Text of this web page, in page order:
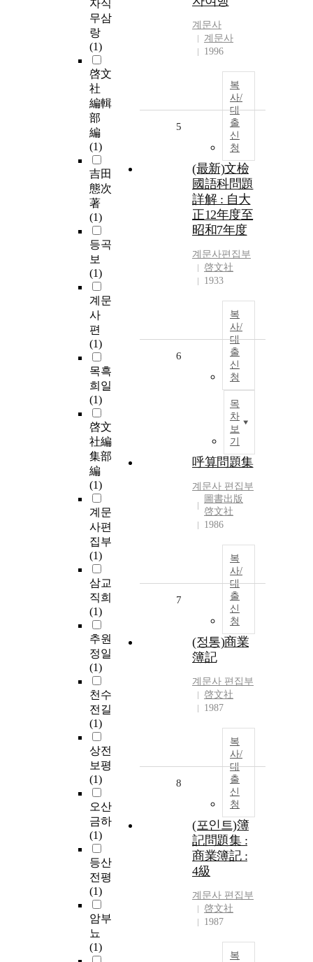
자식
무삼
랑
(1)
啓文
社
編輯
部
編
(1)
吉田
態次
著
(1)
등곡
보
(1)
계문
사
편
(1)
목흑
희일
(1)
啓文
社編
集部
編
(1)
계문
사편
집부
(1)
삼교
직희
(1)
추원
정일
(1)
천수
전길
(1)
상전
보평
(1)
오산
금하
(1)
등산
전평
(1)
암부
뇨
(1)
계문사
계문사
1996
복
사/
대
출
신
청
5
(最新)文檢
國語科問題
詳解 : 自大
正12年度至
昭和7年度
계문사편집부
啓文社
1933
복
사/
대
출
신
청
목
차
보
기
6
呼算問題集
계문사 편집부
圖書出版
啓文社
1986
복
사/
대
출
신
청
7
(정통)商業
簿記
계문사 편집부
啓文社
1987
복
사/
대
출
신
청
8
(포인트)簿
記問題集 :
商業簿記 :
4級
계문사 편집부
啓文社
1987
복